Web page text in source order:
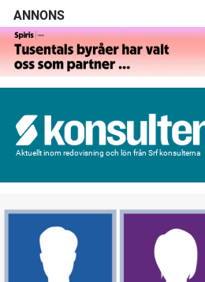
ANNONS
Aktuellt inom redovisning och lön från Srf konsulterna